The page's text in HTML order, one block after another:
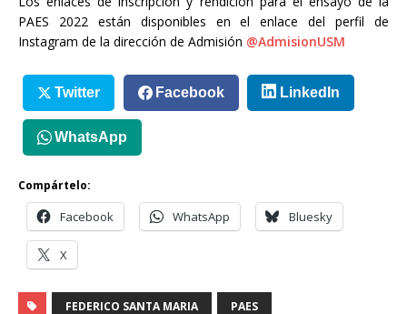
PAES 2022 están disponibles en el enlace del perfil de
Instagram de la dirección de Admisión @AdmisionUSM
Twitter Facebook LinkedIn
WhatsApp
Compártelo:
Facebook WhatsApp Bluesky
X
FEDERICO SANTA MARIA PAES